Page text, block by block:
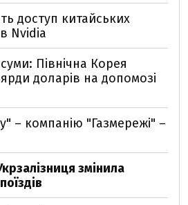
доступ китайських
Nvidia
Північна Корея
доларів на допомозі
– компанію "Газмережі" –
змінила